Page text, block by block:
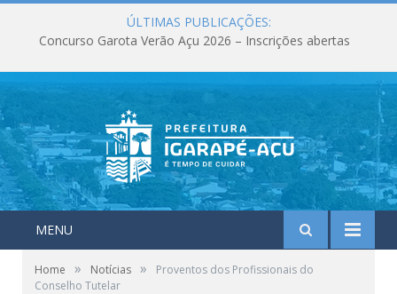
ÚLTIMAS PUBLICAÇÕES:
Concurso Garota Verão Açu 2026 – Inscrições abertas
MENU
Home » Notícias »
Proventos dos Profissionais do
Conselho Tutelar